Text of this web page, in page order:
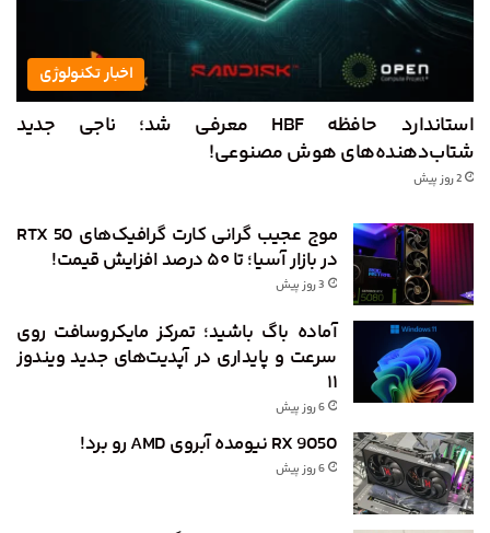
اخبار تکنولوژی
استاندارد حافظه HBF معرفی شد؛ ناجی جدید
شتاب‌دهنده‌های هوش مصنوعی!
2 روز پیش
موج عجیب گرانی کارت گرافیک‌های RTX 50
در بازار آسیا؛ تا ۵۰ درصد افزایش قیمت!
3 روز پیش
آماده باگ باشید؛ تمرکز مایکروسافت روی
سرعت و پایداری در آپدیت‌های جدید ویندوز
۱۱
6 روز پیش
RX 9050 نیومده آبروی AMD رو برد!
6 روز پیش